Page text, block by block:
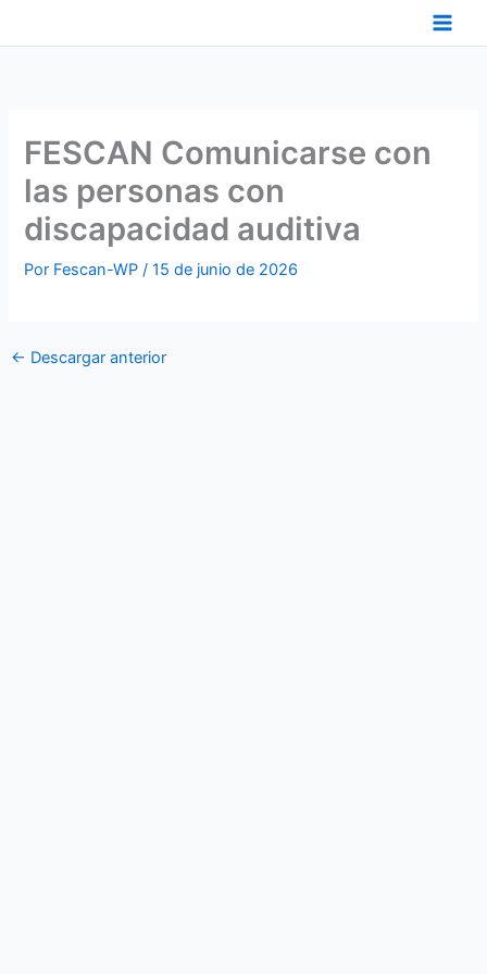
FESCAN Comunicarse con
las personas con
discapacidad auditiva
Por Fescan-WP/15 de junio de 2026
← Descargar anterior